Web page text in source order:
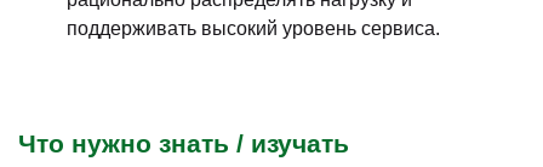
поддерживать высокий уровень сервиса.
Что нужно знать / изучать